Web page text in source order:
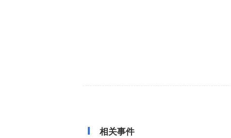
相关事件